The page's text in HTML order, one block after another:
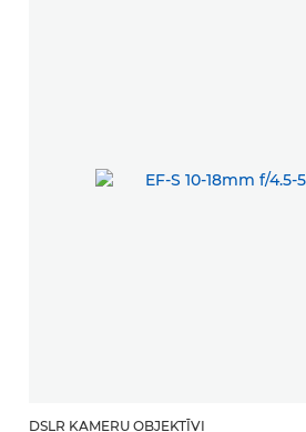
DSLR KAMERU OBJEKTĪVI